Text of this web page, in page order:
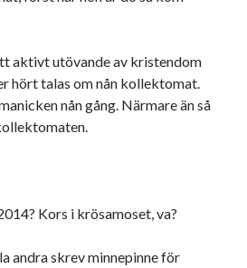
aktivt utövande av kristendom
hört talas om nån kollektomat.
nån gång. Närmare än så
Kors i krösamoset, va?
andra skrev minnepinne för